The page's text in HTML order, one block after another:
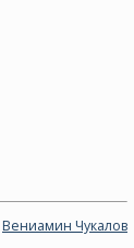
Вениамин Чукалов